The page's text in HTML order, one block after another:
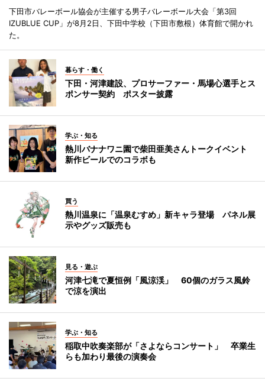
下田市バレーボール協会が主催する男子バレーボール大会「第3回
IZUBLUE CUP」が8月2日、下田中学校（下田市敷根）体育館で開かれ
た。
暮らす・働く
下田・河津建設、プロサーファー・馬場心選手とス
ポンサー契約 ポスター披露
学ぶ・知る
熱川バナナワニ園で柴田亜美さんトークイベント
新作ビールでのコラボも
買う
熱川温泉に「温泉むすめ」新キャラ登場 パネル展
示やグッズ販売も
見る・遊ぶ
河津七滝で夏恒例「風涼渓」 60個のガラス風鈴
で涼を演出
学ぶ・知る
稲取中吹奏楽部が「さよならコンサート」 卒業生
らも加わり最後の演奏会